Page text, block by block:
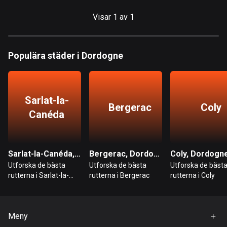
410 rutter
Belarus
4943 rutter
Belize
Visar 1 av 1
Populära städer i Dordogne
Sarlat-la-
Canéda
Sarlat-la-Canéda, Dordogne
Utforska de bästa
rutterna i Sarlat-la-
Bergerac
Bergerac, Dordogne
Utforska de bästa
rutterna i Bergerac
Coly
Coly,
Utforska de bästa
rutterna i Coly
Meny